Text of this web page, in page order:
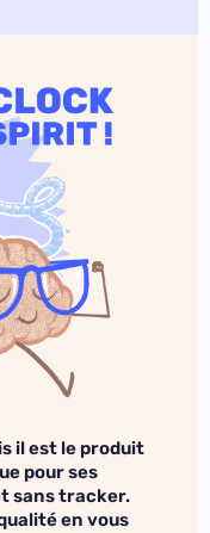
il est le produit
pour ses
sans tracker.
en vous